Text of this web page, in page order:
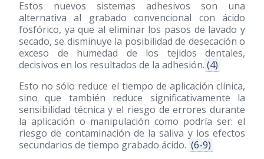
Estos nuevos sistemas adhesivos son una
alternativa al grabado convencional con ácido
fosfórico, ya que al eliminar los pasos de lavado y
secado, se disminuye la posibilidad de desecación o
exceso de humedad de los tejidos dentales,
decisivos en los resultados de la adhesión. (4)
Esto no sólo reduce el tiempo de aplicación clínica,
sino que también reduce significativamente la
sensibilidad técnica y el riesgo de errores durante
la aplicación o manipulación como podría ser: el
riesgo de contaminación de la saliva y los efectos
secundarios de tiempo grabado ácido. (6-9)